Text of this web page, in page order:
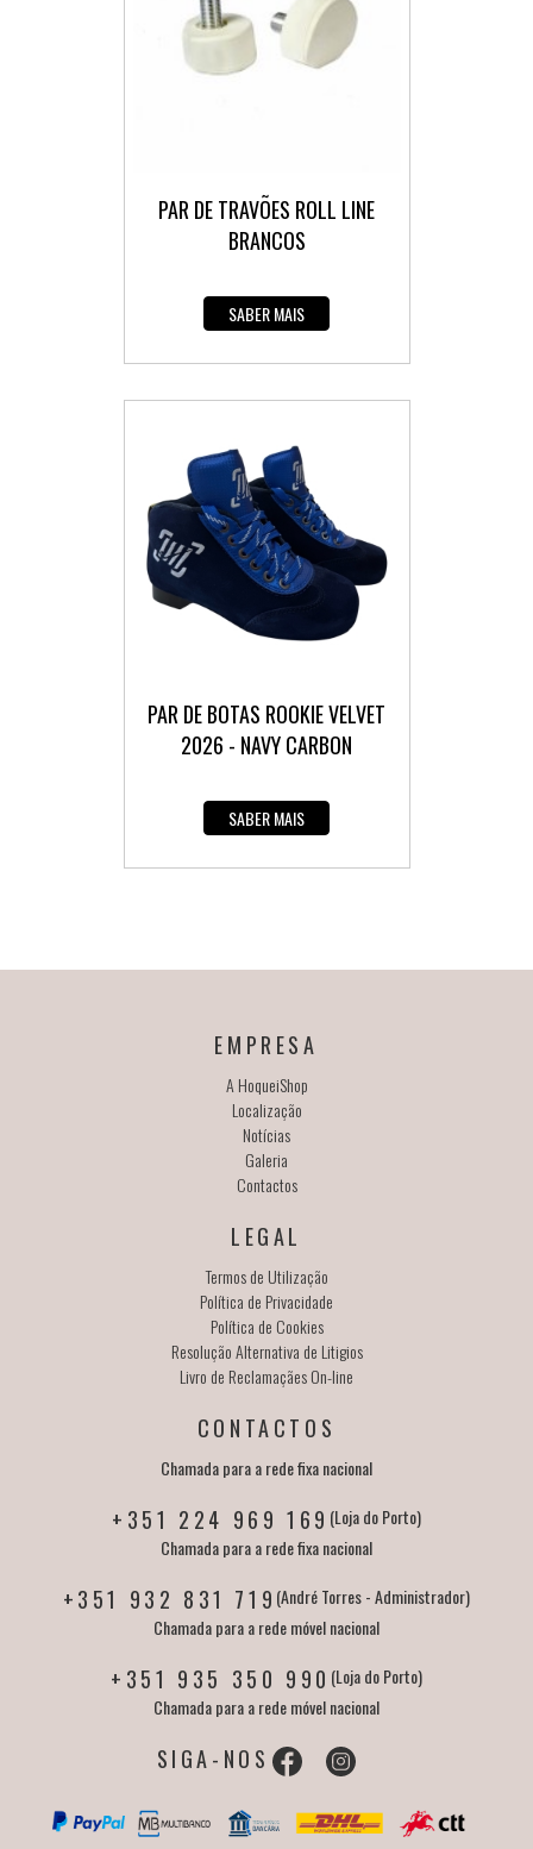
PAR DE TRAVÕES ROLL LINE
BRANCOS
SABER MAIS
PAR DE BOTAS ROOKIE VELVET
2026 - NAVY CARBON
SABER MAIS
EMPRESA
A HoqueiShop
Localização
Notícias
Galeria
Contactos
LEGAL
Termos de Utilização
Política de Privacidade
Política de Cookies
Resolução Alternativa de Litigios
Livro de Reclamaçães On-line
CONTACTOS
Chamada para a rede fixa nacional
+351 224 969 169 (Loja do Porto)
Chamada para a rede fixa nacional
+351 932 831 719 (André Torres - Administrador)
Chamada para a rede móvel nacional
+351 935 350 990 (Loja do Porto)
Chamada para a rede móvel nacional
SIGA-NOS